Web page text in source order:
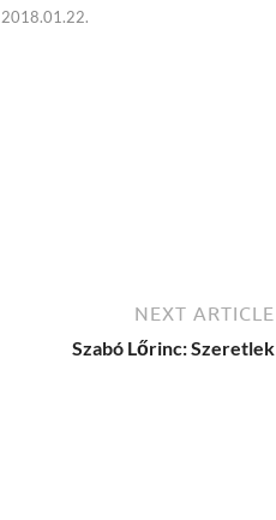
2018.01.22.
NEXT ARTICLE
Szabó Lőrinc: Szeretlek